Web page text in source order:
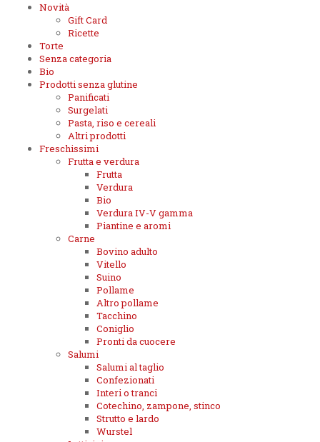
Novità
Gift Card
Ricette
Torte
Senza categoria
Bio
Prodotti senza glutine
Panificati
Surgelati
Pasta, riso e cereali
Altri prodotti
Freschissimi
Frutta e verdura
Frutta
Verdura
Bio
Verdura IV-V gamma
Piantine e aromi
Carne
Bovino adulto
Vitello
Suino
Pollame
Altro pollame
Tacchino
Coniglio
Pronti da cuocere
Salumi
Salumi al taglio
Confezionati
Interi o tranci
Cotechino, zampone, stinco
Strutto e lardo
Wurstel